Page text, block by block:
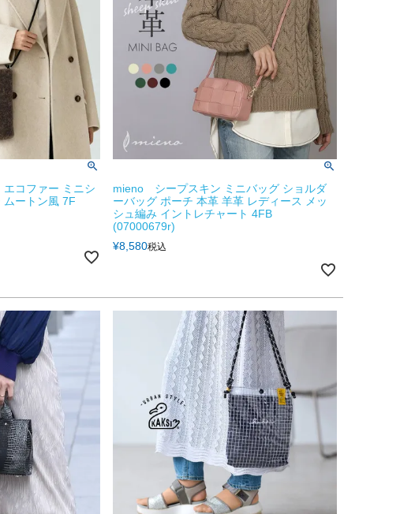
コファー ミニシ
ムートン風 7F
mieno シープスキン ミニバッグ ショルダ
ーバッグ ポーチ 本革 羊革 レディース メッ
シュ編み イントレチャート 4FB
(07000679r)
¥8,580税込